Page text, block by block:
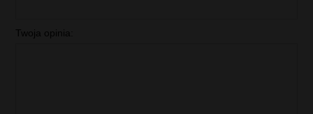
Twoja opinia: